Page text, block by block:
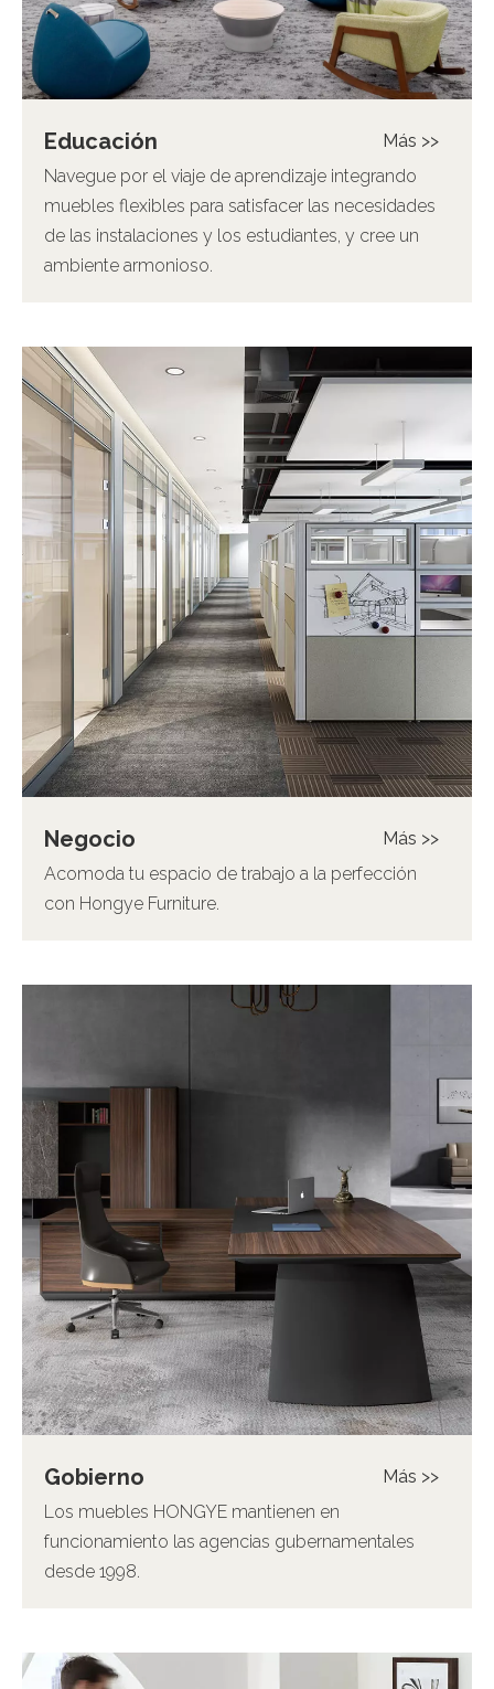
Educación
Más >>
Navegue por el viaje de aprendizaje integrando
muebles flexibles para satisfacer las necesidades
de las instalaciones y los estudiantes, y cree un
ambiente armonioso.
Negocio
Más >>
Acomoda tu espacio de trabajo a la perfección
con Hongye Furniture.
Gobierno
Más >>
Los muebles HONGYE mantienen en
funcionamiento las agencias gubernamentales
desde 1998.